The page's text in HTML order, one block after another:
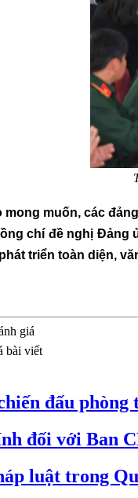
muốn, các
chí đề nghị Đảng
triển toàn diện,
giá
bài viết
đấu phòng
đối với Ban
luật trong